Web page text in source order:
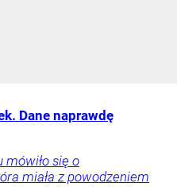
Dane naprawdę
się o
miała z powodzeniem